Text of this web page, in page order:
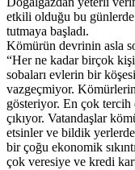
etkili olduğu bu
tutmaya başladı.
Kömürün devrinin asla
“Her ne kadar birçok
sobaları evlerin bir
vazgeçmiyor.
gösteriyor. En çok
çıkıyor. Vatandaşlar
etsinler ve bildik
bir çoğu ekonomik
çok veresiye ve kredi